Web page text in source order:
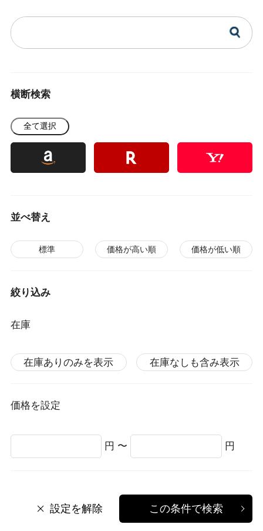
横断検索
全て選択
並べ替え
標準 価格が高い順 価格が低い順
絞り込み
在庫
在庫ありのみを表示 在庫なしも含み表示
価格を設定
円 〜 円
設定を解除 この条件で検索